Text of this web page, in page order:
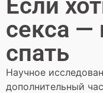
Если
секса
спать
Научное
дополнительный